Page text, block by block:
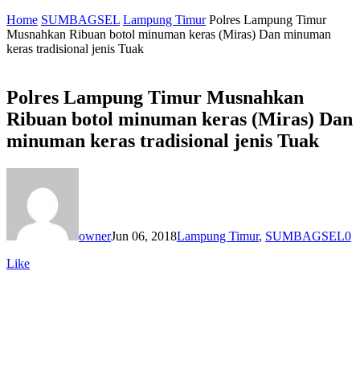
Home SUMBAGSEL Lampung Timur Polres Lampung Timur
Musnahkan Ribuan botol minuman keras (Miras) Dan minuman
keras tradisional jenis Tuak
Polres Lampung Timur Musnahkan
Ribuan botol minuman keras (Miras) Dan
minuman keras tradisional jenis Tuak
ownerJun 06, 2018Lampung Timur, SUMBAGSEL0
Like